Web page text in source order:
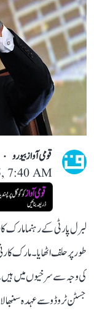
قومی آواز بیورو
7:40 AM
طور پر حلف اٹھایا۔ مارک
کی وجہ سے سرخیوں میں
جسٹن ٹروڈو سے عہدہ